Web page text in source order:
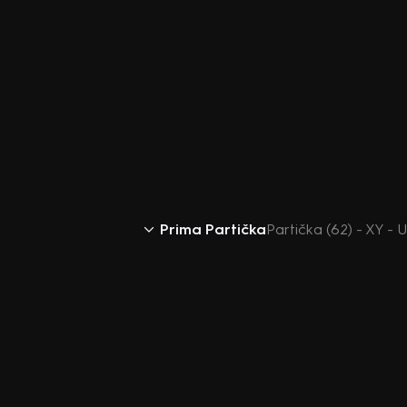
Prima PartičkaPartička (62) - XY -